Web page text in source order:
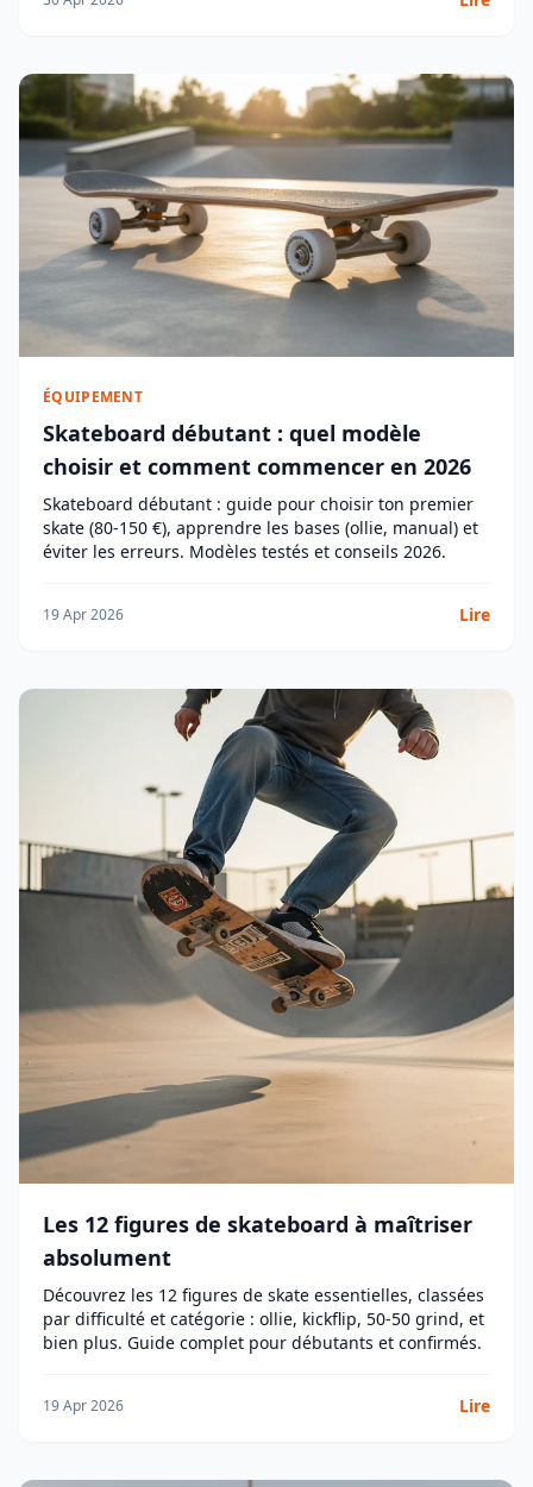
ÉQUIPEMENT
Skateboard débutant : quel modèle
choisir et comment commencer en 2026
Skateboard débutant : guide pour choisir ton premier
skate (80-150 €), apprendre les bases (ollie, manual) et
éviter les erreurs. Modèles testés et conseils 2026.
19 Apr 2026 Lire
Les 12 figures de skateboard à maîtriser
absolument
Découvrez les 12 figures de skate essentielles, classées
par difficulté et catégorie : ollie, kickflip, 50-50 grind, et
bien plus. Guide complet pour débutants et confirmés.
19 Apr 2026 Lire